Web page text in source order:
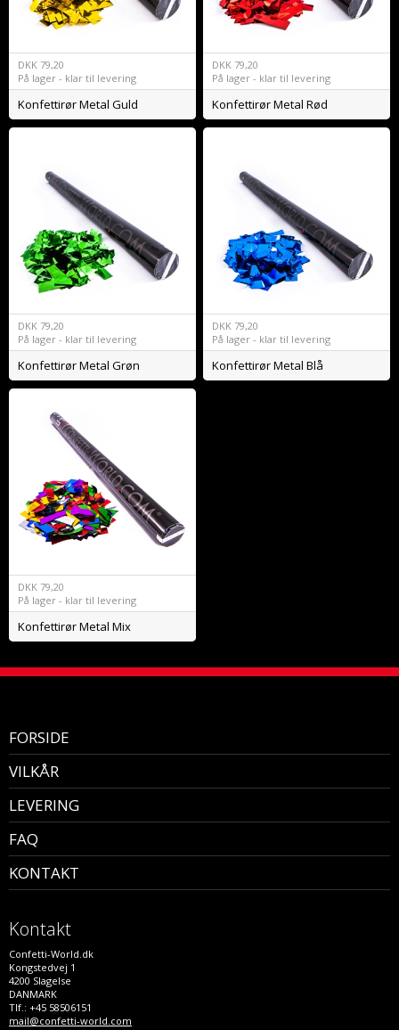
DKK 79,20
På lager - klar til levering
Konfettirør Metal Guld
DKK 79,20
På lager - klar til levering
Konfettirør Metal Rød
DKK 79,20
På lager - klar til levering
Konfettirør Metal Grøn
DKK 79,20
På lager - klar til levering
Konfettirør Metal Blå
DKK 79,20
På lager - klar til levering
Konfettirør Metal Mix
FORSIDE
VILKÅR
LEVERING
FAQ
KONTAKT
Kontakt
Confetti-World.dk
Kongstedvej 1
4200 Slagelse
DANMARK
Tlf.: +45 58506151
mail@confetti-world.com